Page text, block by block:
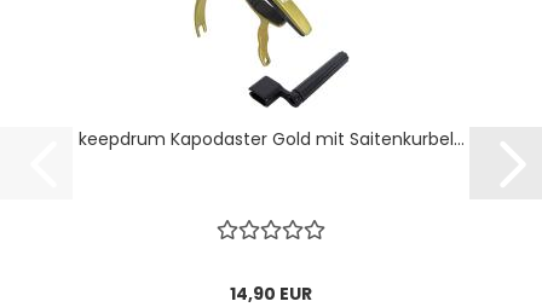
keepdrum Kapodaster Gold mit Saitenkurbel...
14,90 EUR